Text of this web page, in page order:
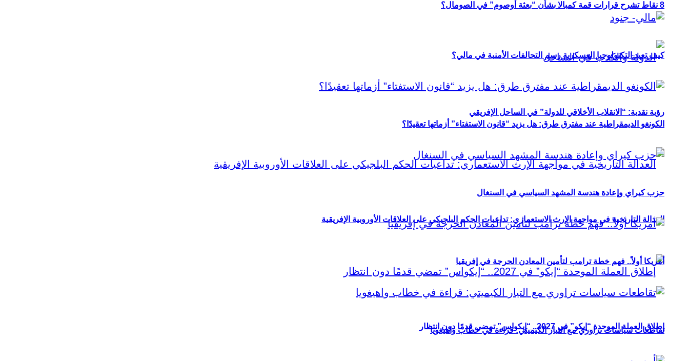
8 نقاط تشرح قرارات قمة كمبالا بشأن “بعثة أوصوم” في الصومال؟
رؤية نقدية: “الانقلاب الأخلاقي للدولة” في الساحل الإفريقي
العدالة التاريخية في مواجهة الإرث الاستعماري: تداعيات الحكم البلجيكي على العلاقات الأوروبية الإفريقية
إطلاق العملة الموحدة “إيكو” في 2027.. “إيكواس” تمضي قدمًا دون انتظار
كيف تعيد التكنولوجيا العسكرية رسم التحالفات الأمنية في مالي؟
الكونغو الديمقراطية عند مفترق طرق: هل يزيد “قانون الاستفتاء” أزماتها تعقيدًا؟
حزب كيراي وإعادة هندسة المشهد السياسي في السنغال
أمريكا أولاً.. فهم خطة ترامب لتأمين المعادن الحرجة في إفريقيا
تقاطعات سياسات تراوري مع التيار الكيميتي: قراءة في خطاب واهيغويا